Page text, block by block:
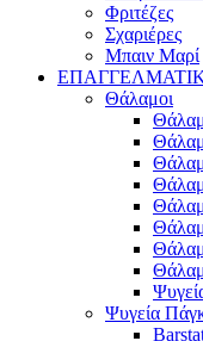
Φριτέζες
Σχαριέρες
Μπαιν Μαρί
Θάλαμοι
Ψυγεία